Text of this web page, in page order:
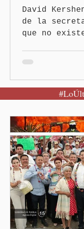
David
de la
que no
secretario
federal,
exista un
luego del
casos
Unidos.
conferencia
Palacio
funcionario
el país
confirmado